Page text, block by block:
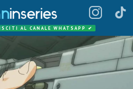
AL CANALE WHATSAPP ✔